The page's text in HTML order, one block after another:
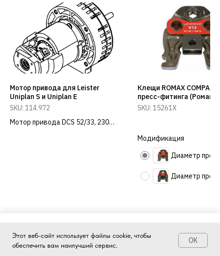
Заказать сейчас
Мотор привода для Leister
Uniplan S и Uniplan E
SKU: 114.972
Мотор привода DCS 52/33, 230V
Клещи ROMAX
пресс-фитинга (Ромакс
Компакт) тип SV
SKU: 15261X
Модификация
Этот веб-сайт использует файлы cookie, чтобы
обеспечить вам наилучший сервис.
OK
Made on Tilda